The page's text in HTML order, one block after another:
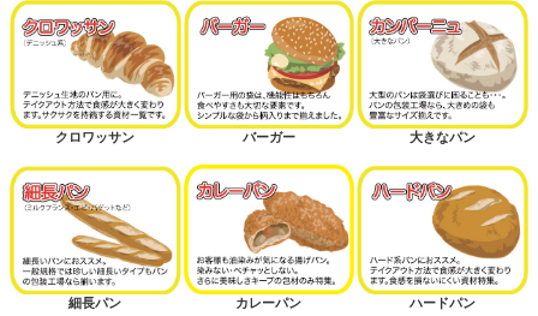
クロワッサン バーガー 大きなパン
細長パン カレーパン ハードパン